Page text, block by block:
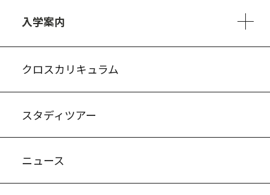
入学案内
クロスカリキュラム
スタディツアー
ニュース